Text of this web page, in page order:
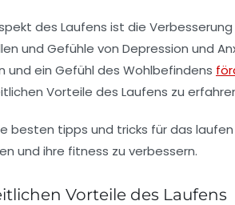
des Laufens ist die
und Gefühle von Depression und
und ein Gefühl des Wohlbefindens
Vorteile des Laufens zu
Vorteile des Laufens